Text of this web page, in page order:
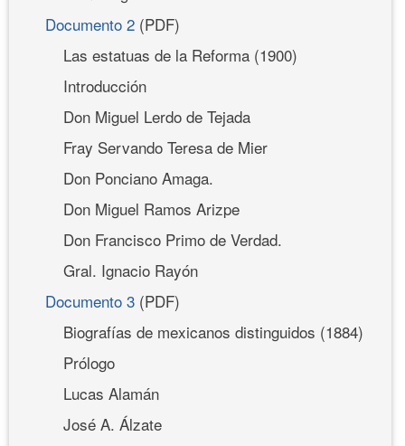
Documento 2 (PDF)
Las estatuas de la Reforma (1900)
Introducción
Don Miguel Lerdo de Tejada
Fray Servando Teresa de Mier
Don Ponciano Amaga.
Don Miguel Ramos Arizpe
Don Francisco Primo de Verdad.
Gral. Ignacio Rayón
Documento 3 (PDF)
Biografías de mexicanos distinguidos (1884)
Prólogo
Lucas Alamán
José A. Álzate